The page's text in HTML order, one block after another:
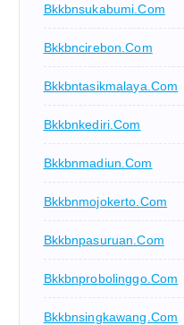
Bkkbnsukabumi.com
Bkkbncirebon.com
Bkkbntasikmalaya.com
Bkkbnkediri.com
Bkkbnmadiun.com
Bkkbnmojokerto.com
Bkkbnpasuruan.com
Bkkbnprobolinggo.com
Bkkbnsingkawang.com